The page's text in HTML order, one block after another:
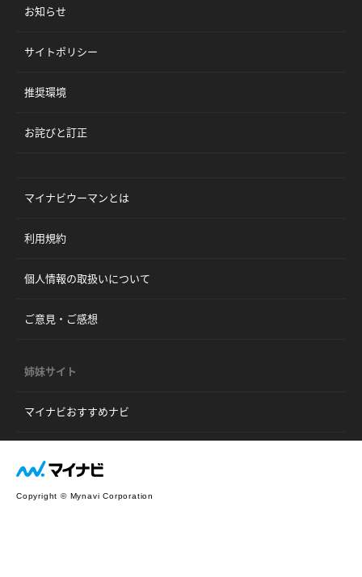
お知らせ
サイトポリシー
推奨環境
お詫びと訂正
マイナビウーマンとは
利用規約
個人情報の取扱いについて
ご意見・ご感想
姉妹サイト
マイナビおすすめナビ
Copyright © Mynavi Corporation